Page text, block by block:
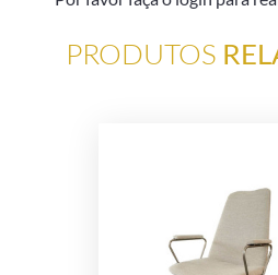
PRODUTOS